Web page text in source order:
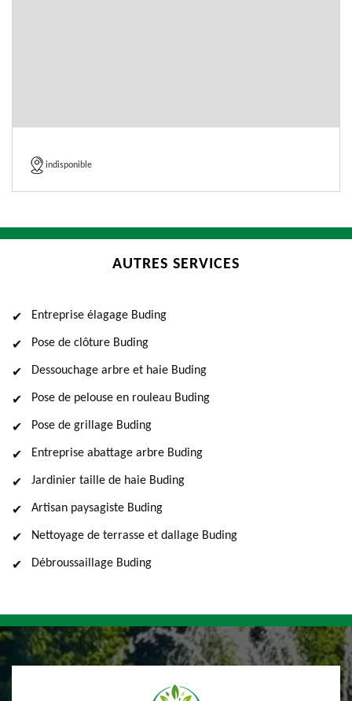
indisponible
AUTRES SERVICES
Entreprise élagage Buding
Pose de clôture Buding
Dessouchage arbre et haie Buding
Pose de pelouse en rouleau Buding
Pose de grillage Buding
Entreprise abattage arbre Buding
Jardinier taille de haie Buding
Artisan paysagiste Buding
Nettoyage de terrasse et dallage Buding
Débroussaillage Buding